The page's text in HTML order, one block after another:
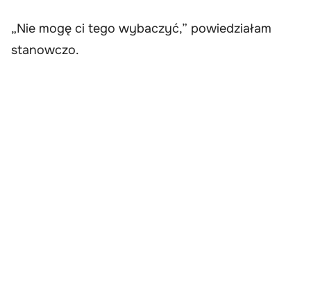
„Nie mogę ci tego wybaczyć,” powiedziałam
stanowczo.